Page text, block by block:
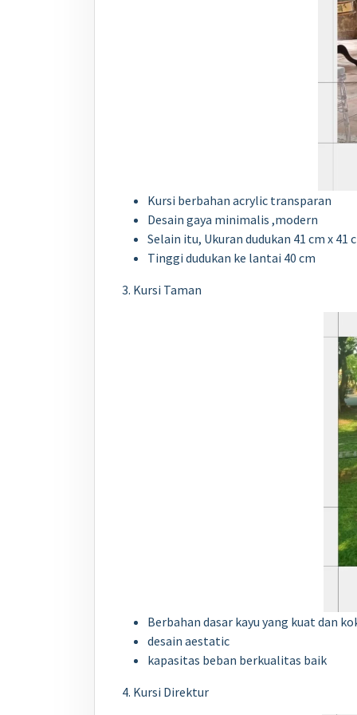
Kursi berbahan acrylic transparan
Desain gaya minimalis ,modern
Selain itu, Ukuran dudukan 41 cm x 41
Tinggi dudukan ke lantai 40 cm
3. Kursi Taman
Berbahan dasar kayu yang kuat dan
desain aestatic
kapasitas beban berkualitas baik
4. Kursi Direktur